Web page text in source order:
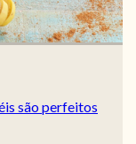
são perfeitos